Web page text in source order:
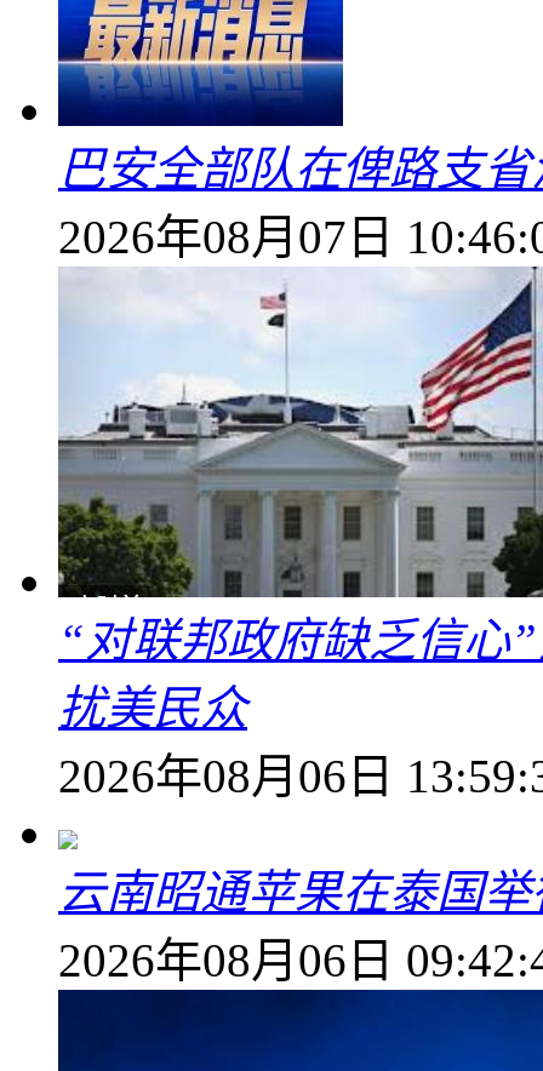
巴安全部队在俾路支
2026年08月07日
“对联邦政府缺乏信心
扰美民众
2026年08月06日
云南昭通苹果在泰国
2026年08月06日